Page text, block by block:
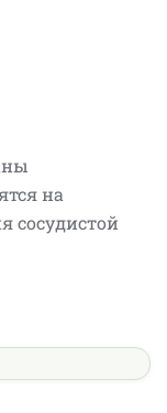
на
сосудистой